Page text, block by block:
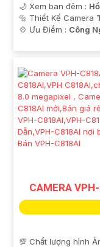
🌙 Xem ban đêm :
🔩 Thiết Kế Camera
️💠 Ưu Điểm : Công
CAMERA
💯 Chất lượng hình